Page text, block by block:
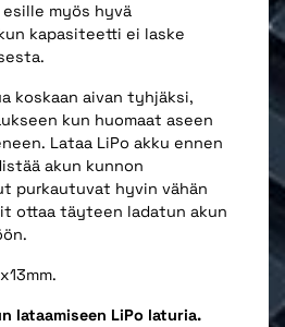
myös hyvä
kapasiteetti ei laske
koskaan aivan tyhjäksi,
kun huomaat aseen
Lataa LiPo akku ennen
akun kunnon
purkautuvat hyvin vähän
ottaa täyteen ladatun akun
lataamiseen LiPo laturia.